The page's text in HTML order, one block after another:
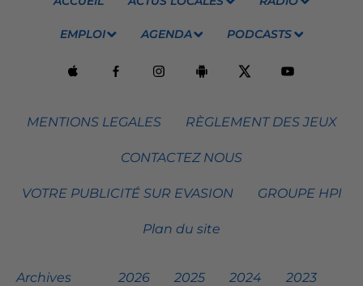
EMPLOI AGENDA PODCASTS
MENTIONS LEGALES RÈGLEMENT DES JEUX
CONTACTEZ NOUS
VOTRE PUBLICITÉ SUR EVASION GROUPE HPI
Plan du site
Archives 2026 2025 2024 2023